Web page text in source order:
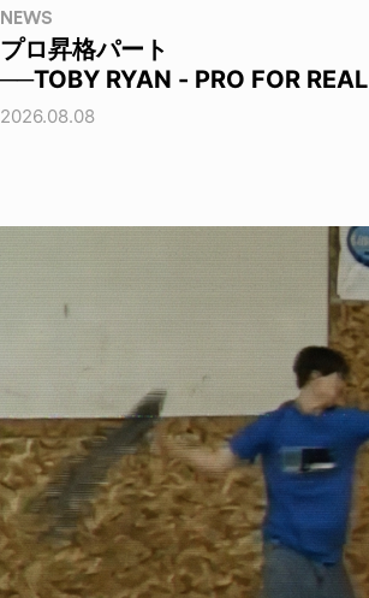
NEWS
プロ昇格パート
──TOBY RYAN - PRO FOR REAL
2026.08.08